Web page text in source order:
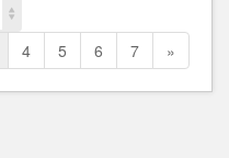
4 5 6 7 »